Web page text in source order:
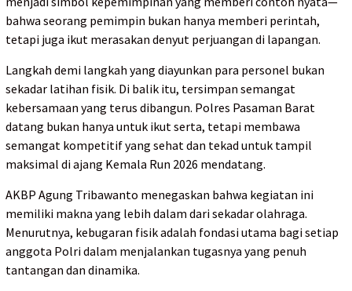
bahwa seorang pemimpin bukan hanya memberi perintah,
tetapi juga ikut merasakan denyut perjuangan di lapangan.
Langkah demi langkah yang diayunkan para personel bukan
sekadar latihan fisik. Di balik itu, tersimpan semangat
kebersamaan yang terus dibangun. Polres Pasaman Barat
datang bukan hanya untuk ikut serta, tetapi membawa
semangat kompetitif yang sehat dan tekad untuk tampil
maksimal di ajang Kemala Run 2026 mendatang.
AKBP Agung Tribawanto menegaskan bahwa kegiatan ini
memiliki makna yang lebih dalam dari sekadar olahraga.
Menurutnya, kebugaran fisik adalah fondasi utama bagi setiap
anggota Polri dalam menjalankan tugasnya yang penuh
tantangan dan dinamika.